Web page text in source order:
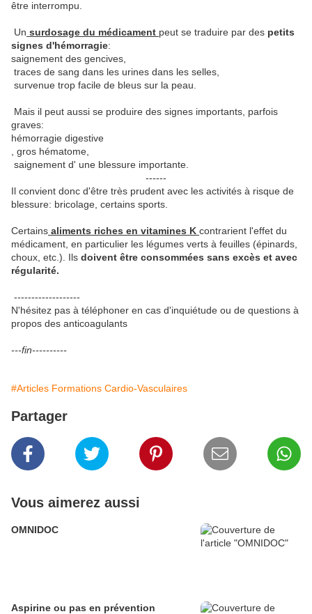
être interrompu.
Un surdosage du médicament peut se traduire par des petits
signes d'hémorragie:
saignement des gencives,
traces de sang dans les urines dans les selles,
survenue trop facile de bleus sur la peau.
Mais il peut aussi se produire des signes importants, parfois
graves:
hémorragie digestive
, gros hématome,
saignement d' une blessure importante.
------
Il convient donc d'être très prudent avec les activités à risque de
blessure: bricolage, certains sports.
Certains aliments riches en vitamines K contrarient l'effet du
médicament, en particulier les légumes verts à feuilles (épinards,
choux, etc.). Ils doivent être consommées sans excès et avec
régularité.
-------------------
N'hésitez pas à téléphoner en cas d'inquiétude ou de questions à
propos des anticoagulants
---fin----------
#Articles Formations Cardio-Vasculaires
Partager
Vous aimerez aussi
OMNIDOC
Aspirine ou pas en prévention